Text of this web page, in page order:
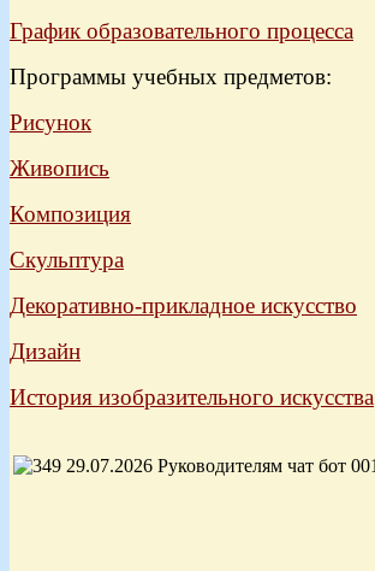
График образовательного процесса
Программы учебных предметов:
Рисунок
Живопись
Композиция
Скульптура
Декоративно-прикладное искусство
Дизайн
История изобразительного искусства